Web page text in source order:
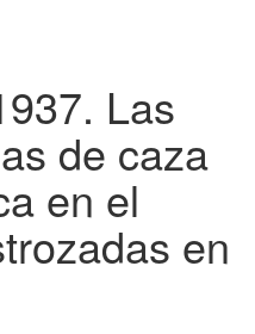
Las
de caza
en el
en